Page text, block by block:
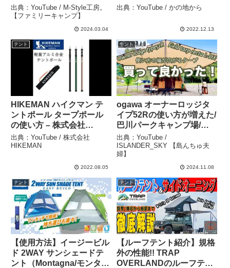
Style工房。【ファミリー
キャンプ】
出典：YouTube / M-Style工房。
【ファミリーキャンプ】
2024.03.04
とワンランク上の焚き火】
出典：YouTube / かの地から
2022.12.13
テント
HIKEMAN ハイクマン テ
ントポール タープポール
の使い方 – 株式会社
HIKEMAN
出典：YouTube / 株式会社
HIKEMAN
2022.08.05
テント
ogawa オーナーロッジタ
イプ52Rの使い方が増えた/
巴川パークキャンプ場/夫
婦キャンプ/カメムシ退治 –
ISLANDER_SKY 【島んち
ゅ夫婦】
出典：YouTube /
ISLANDER_SKY 【島んちゅ夫
婦】
2024.11.08
テント
【使用方法】イージービル
ド 2WAY サンシェードテ
ント（Montagna/モンター
テント
【ルーフテント紹介】規格
外の性能!! TRAP
OVERLANDのルーフテン